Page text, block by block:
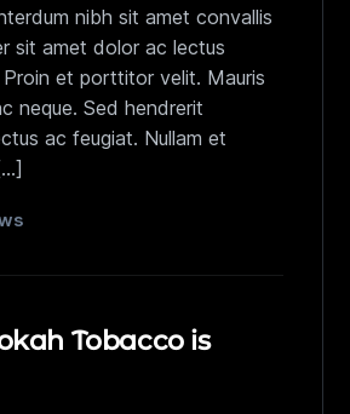
nibh sit amet convallis
sit amet dolor ac lectus
Proin et porttitor velit. Mauris
neque. Sed hendrerit
ac feugiat. Nullam et
Tobacco is